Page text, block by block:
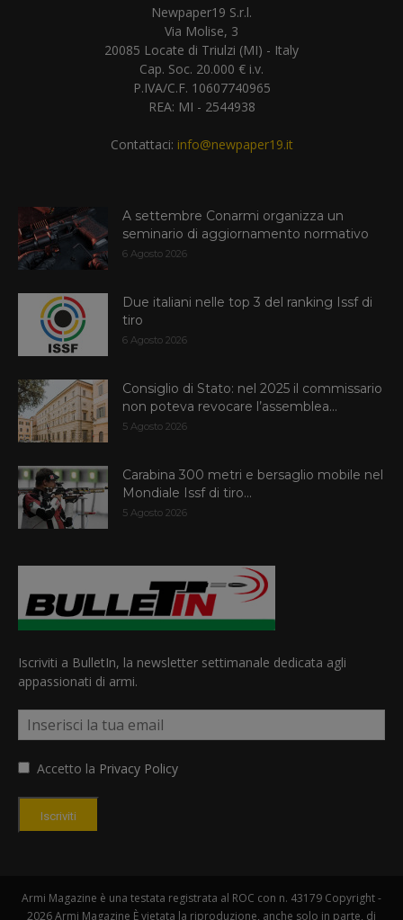
Newpaper19 S.r.l.
Via Molise, 3
20085 Locate di Triulzi (MI) - Italy
Cap. Soc. 20.000 € i.v.
P.IVA/C.F. 10607740965
REA: MI - 2544938
Contattaci: info@newpaper19.it
A settembre Conarmi organizza un
seminario di aggiornamento normativo
6 Agosto 2026
Due italiani nelle top 3 del ranking Issf di
tiro
6 Agosto 2026
Consiglio di Stato: nel 2025 il commissario
non poteva revocare l’assemblea...
5 Agosto 2026
Carabina 300 metri e bersaglio mobile nel
Mondiale Issf di tiro...
5 Agosto 2026
Iscriviti a BulletIn, la newsletter settimanale dedicata agli
appassionati di armi.
Accetto la Privacy Policy
Iscriviti
Armi Magazine è una testata registrata al ROC con n. 43179 Copyright -
2026 Armi Magazine È vietata la riproduzione, anche solo in parte, di